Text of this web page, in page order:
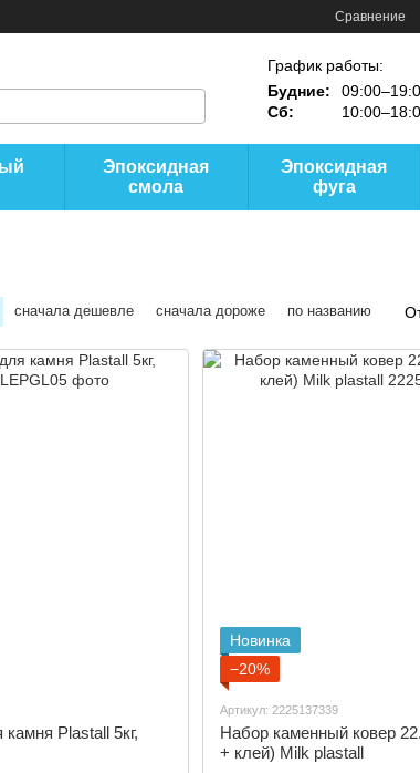
Сравнение
График работы:
Будние:
Сб:
Эпоксидная
смола
Эпоксидная
фуга
сначала дешевле сначала дороже по названию
Plastall 5кг,
Новинка
−20%
Артикул: 2225137339
Набор каменный ковер
+ клей) Milk plastall